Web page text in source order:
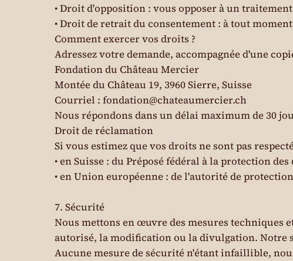
• Droit d'opposition : vous opposer à un
• Droit de retrait du consentement : à tout
Comment exercer vos droits ?
Adressez votre demande, accompagnée d'une
Fondation du Château Mercier
Montée du Château 19, 3960 Sierre, Suisse
Courriel : fondation@chateaumercier.ch
Nous répondons dans un délai maximum de 30
Droit de réclamation
Si vous estimez que vos droits ne sont pas
• en Suisse : du Préposé fédéral à la protection
• en Union européenne : de l'autorité de
7. Sécurité
Nous mettons en œuvre des mesures techniques
autorisé, la modification ou la divulgation. Notre
Aucune mesure de sécurité n'étant infaillible,